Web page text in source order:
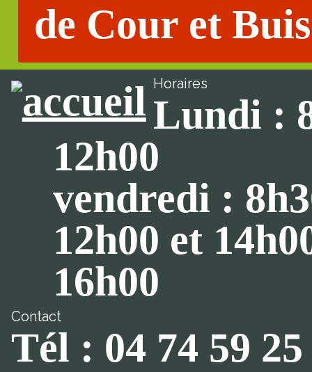
de Cour et Buis
Horaires
Lundi :
12h00
vendredi :
12h00 et
16h00
Contact
Tél : 04 74 59 25